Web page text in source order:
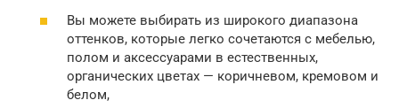
Вы можете выбирать из широкого диапазона
оттенков, которые легко сочетаются с мебелью,
полом и аксессуарами в естественных,
органических цветах — коричневом, кремовом и
белом,